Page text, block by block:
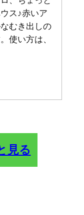
ス♪赤いア
むき出しの
使い方は、
見る